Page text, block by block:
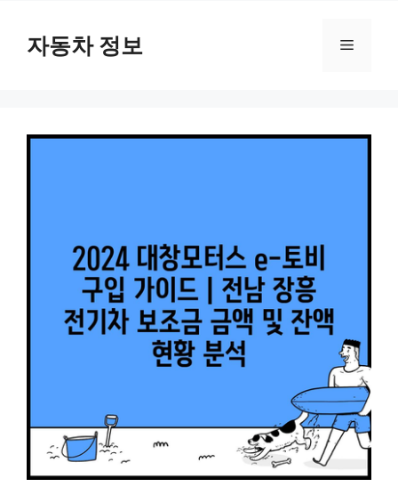
content자동차 정보 Menu